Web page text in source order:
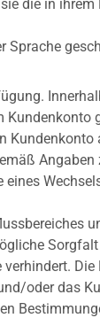
die in
Sprache
oder das